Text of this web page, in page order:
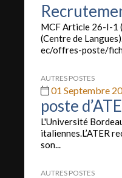
MCF Article 26-I-1
(Centre de
ec/offres-poste/
AUTRES POSTES
01 Septembre
poste
L'Université
italiennes.L’ATER
son...
AUTRES POSTES